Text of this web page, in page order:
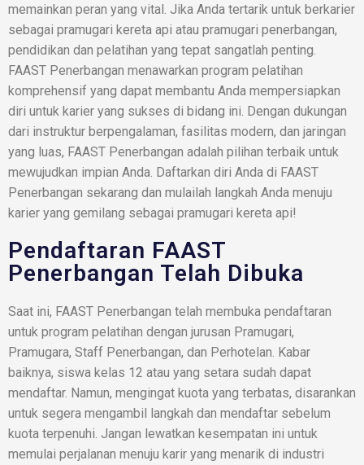
memainkan peran yang vital. Jika Anda tertarik untuk berkarier
sebagai pramugari kereta api atau pramugari penerbangan,
pendidikan dan pelatihan yang tepat sangatlah penting.
FAAST Penerbangan menawarkan program pelatihan
komprehensif yang dapat membantu Anda mempersiapkan
diri untuk karier yang sukses di bidang ini. Dengan dukungan
dari instruktur berpengalaman, fasilitas modern, dan jaringan
yang luas, FAAST Penerbangan adalah pilihan terbaik untuk
mewujudkan impian Anda. Daftarkan diri Anda di FAAST
Penerbangan sekarang dan mulailah langkah Anda menuju
karier yang gemilang sebagai pramugari kereta api!
Pendaftaran FAAST
Penerbangan Telah Dibuka
Saat ini, FAAST Penerbangan telah membuka pendaftaran
untuk program pelatihan dengan jurusan Pramugari,
Pramugara, Staff Penerbangan, dan Perhotelan. Kabar
baiknya, siswa kelas 12 atau yang setara sudah dapat
mendaftar. Namun, mengingat kuota yang terbatas, disarankan
untuk segera mengambil langkah dan mendaftar sebelum
kuota terpenuhi. Jangan lewatkan kesempatan ini untuk
memulai perjalanan menuju karir yang menarik di industri